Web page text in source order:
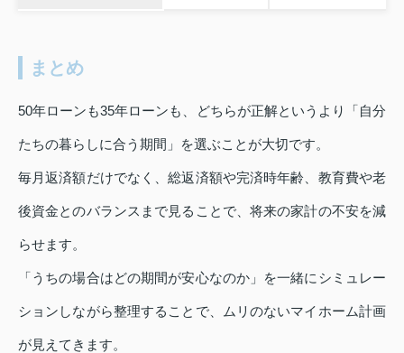
まとめ
50年ローンも35年ローンも、どちらが正解というより「自分
たちの暮らしに合う期間」を選ぶことが大切です。
毎月返済額だけでなく、総返済額や完済時年齢、教育費や老
後資金とのバランスまで見ることで、将来の家計の不安を減
らせます。
「うちの場合はどの期間が安心なのか」を一緒にシミュレー
ションしながら整理することで、ムリのないマイホーム計画
が見えてきます。